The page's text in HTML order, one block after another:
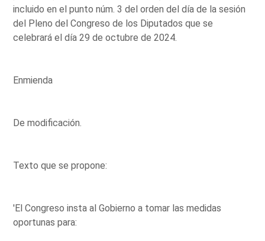
incluido en el punto núm. 3 del orden del día de la sesión
del Pleno del Congreso de los Diputados que se
celebrará el día 29 de octubre de 2024.
Enmienda
De modificación.
Texto que se propone:
'El Congreso insta al Gobierno a tomar las medidas
oportunas para: